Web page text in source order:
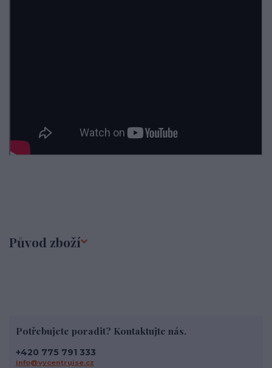
Původ zboží
Potřebujete poradit? Kontaktujte nás.
+420 775 791 333
info@vycentrujse.cz